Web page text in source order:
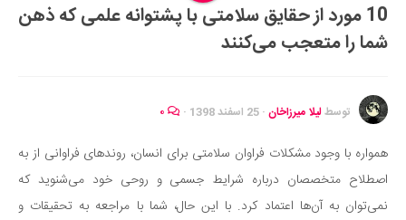
ایران گردی
جهان گردی
موفقیت و مهارت‌های فردی
تغذیه سالم
بهداشت
10 مورد از حقایق سلامتی با پشتوانه علمی که ذهن
شما را متعجب می‌کنند
توسطلیلا میرزاخان · 25 اسفند 1398 ·
همواره با وجود مشکلات فراوان سلامتی برای انسان، روندهای فراوانی از به
اصطلاح متخصصان درباره شرایط جسمی و روحی خود می‌شنوید که
نمی‌توان به آن‌ها اعتماد کرد. با این حال، شما با مراجعه به تحقیقات و